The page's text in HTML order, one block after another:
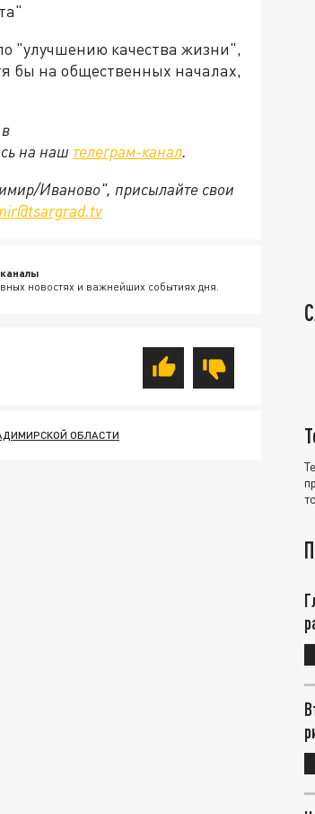
"улучшению качества жизни",
бы на общественных началах,
на наш телеграм-канал.
Иваново", присылайте свои
новостях и важнейших событиях дня.
ОБЛАСТИ